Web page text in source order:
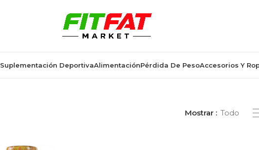
Suplementación DeportivaAlimentaciónPérdida De PesoAccesorios Y
Mostrar Todo